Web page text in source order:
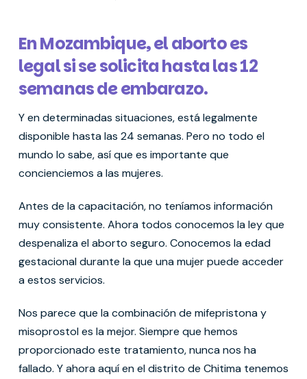
En Mozambique, el aborto es
legal si se solicita hasta las 12
semanas de embarazo.
Y en determinadas situaciones, está legalmente
disponible hasta las 24 semanas. Pero no todo el
mundo lo sabe, así que es importante que
concienciemos a las mujeres.
Antes de la capacitación, no teníamos información
muy consistente. Ahora todos conocemos la ley que
despenaliza el aborto seguro. Conocemos la edad
gestacional durante la que una mujer puede acceder
a estos servicios.
Nos parece que la combinación de mifepristona y
misoprostol es la mejor. Siempre que hemos
proporcionado este tratamiento, nunca nos ha
fallado. Y ahora aquí en el distrito de Chitima tenemos